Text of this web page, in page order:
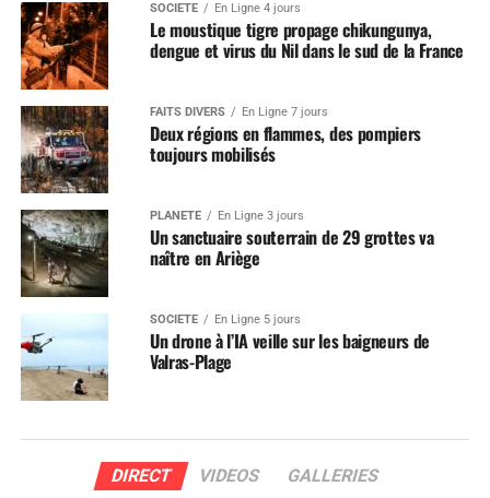
SOCIÉTÉ En Ligne 4 jours
Le moustique tigre propage chikungunya,
dengue et virus du Nil dans le sud de la France
FAITS DIVERS En Ligne 7 jours
Deux régions en flammes, des pompiers
toujours mobilisés
PLANÈTE En Ligne 3 jours
Un sanctuaire souterrain de 29 grottes va
naître en Ariège
SOCIÉTÉ En Ligne 5 jours
Un drone à l’IA veille sur les baigneurs de
Valras-Plage
DIRECT VIDEOS GALLERIES